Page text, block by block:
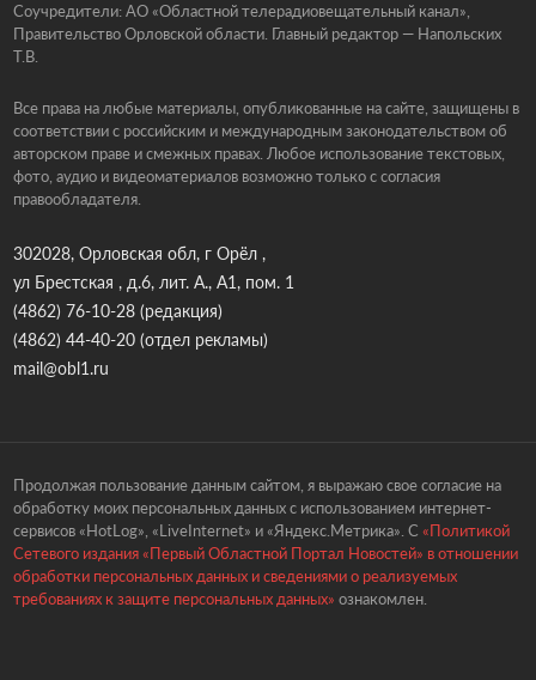
Соучредители: АО «Областной телерадиовещательный канал»,
Правительство Орловской области. Главный редактор — Напольских
Т.В.
Все права на любые материалы, опубликованные на сайте, защищены в
соответствии с российским и международным законодательством об
авторском праве и смежных правах. Любое использование текстовых,
фото, аудио и видеоматериалов возможно только с согласия
правообладателя.
302028, Орловская обл, г Орёл ,
ул Брестская , д.6, лит. А., А1, пом. 1
(4862) 76-10-28(редакция)
(4862) 44-40-20(отдел рекламы)
mail@obl1.ru
Продолжая пользование данным сайтом, я выражаю свое согласие на
обработку моих персональных данных с использованием интернет-
сервисов «HotLog», «LiveInternet» и «Яндекс.Метрика». С «Политикой
Сетевого издания «Первый Областной Портал Новостей» в отношении
обработки персональных данных и сведениями о реализуемых
требованиях к защите персональных данных» ознакомлен.